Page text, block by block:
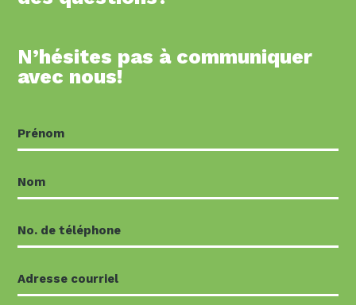
N’hésites pas à communiquer
avec nous!